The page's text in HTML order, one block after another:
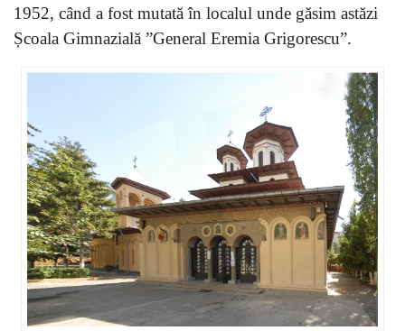
1952, când a fost mutată în localul unde găsim astăzi
Școala Gimnazială ”General Eremia Grigorescu”.